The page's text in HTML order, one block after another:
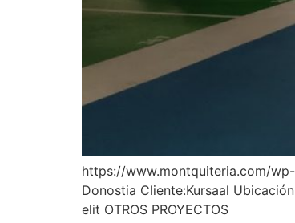
https://www.montquiteria.com/
Donostia Cliente:Kursaal
elit OTROS PROYECTOS